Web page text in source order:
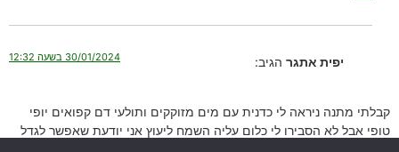
יפית אתגר הגיב: 30/01/2024 בשעה 12:32
קבלתי מתנה ניראה לי כדנית עם מים מזוקקים ותולעי דם קפואים יופי
טופי אבל לא הסבירו לי כלום עליה השמח ליעוץ אני יודעת שאפשר לגדל